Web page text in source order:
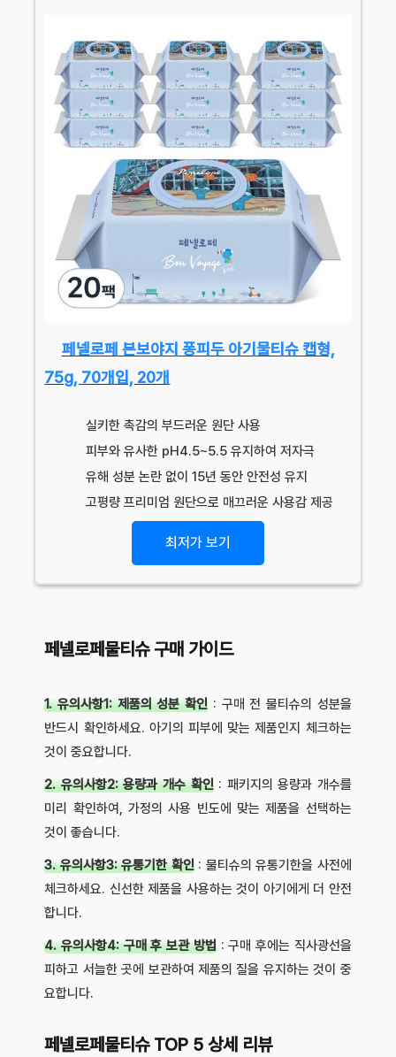
페넬로페 본보야지 퐁피두 아기물티슈 캡형,
75g, 70개입, 20개
실키한 촉감의 부드러운 원단 사용
피부와 유사한 pH4.5~5.5 유지하여 저자극
유해 성분 논란 없이 15년 동안 안전성 유지
고평량 프리미엄 원단으로 매끄러운 사용감 제공
최저가 보기
페넬로페물티슈 구매 가이드
1. 유의사항1: 제품의 성분 확인 : 구매 전 물티슈의 성분을
반드시 확인하세요. 아기의 피부에 맞는 제품인지 체크하는
것이 중요합니다.
2. 유의사항2: 용량과 개수 확인: 패키지의 용량과 개수를
미리 확인하여, 가정의 사용 빈도에 맞는 제품을 선택하는
것이 좋습니다.
3. 유의사항3: 유통기한 확인: 물티슈의 유통기한을 사전에
체크하세요. 신선한 제품을 사용하는 것이 아기에게 더 안전
합니다.
4. 유의사항4: 구매 후 보관 방법: 구매 후에는 직사광선을
피하고 서늘한 곳에 보관하여 제품의 질을 유지하는 것이 중
요합니다.
페넬로페물티슈 TOP 5 상세 리뷰